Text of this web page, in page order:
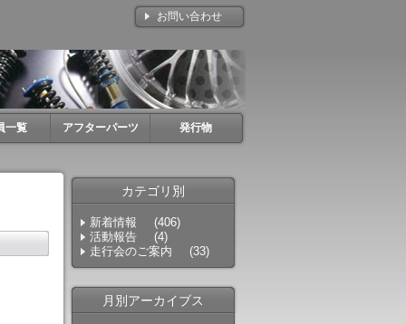
お問い合わせ
一覧 アフターパーツ 発行物
カテゴリ別
新着情報
(406)
活動報告
(4)
走行会のご案内
(33)
月別アーカイブス